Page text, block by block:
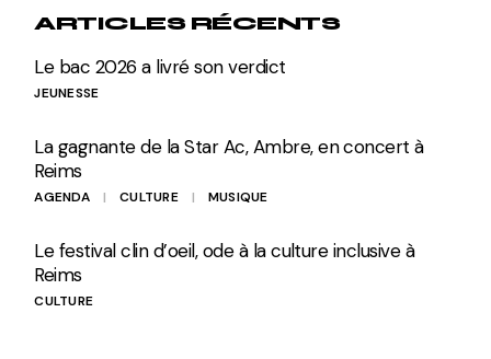
ARTICLES RÉCENTS
Le bac 2026 a livré son verdict
JEUNESSE
La gagnante de la Star Ac, Ambre, en concert à
Reims
AGENDA CULTURE MUSIQUE
Le festival clin d’oeil, ode à la culture inclusive à
Reims
CULTURE